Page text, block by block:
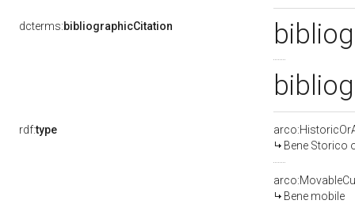
dcterms:bibliographicCitation
rdf:type
Bene Storico
Bene mobile